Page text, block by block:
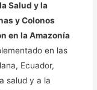
Salud y la
y Colonos
en la Amazonía
en las
Ecuador,
salud y a la